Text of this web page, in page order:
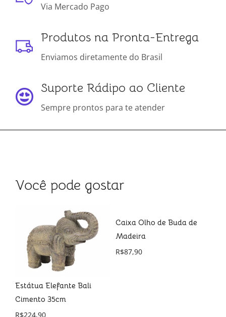
Via Mercado Pago
Produtos na Pronta-Entrega
Enviamos diretamente do Brasil
Suporte Rádipo ao Cliente
Sempre prontos para te atender
Você pode gostar
Estátua Elefante Bali
Cimento 35cm
R$224,90
Caixa Olho de Buda de
Madeira
R$87,90